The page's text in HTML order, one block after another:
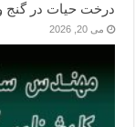
درخت حیات در گنج و
می 20, 2026